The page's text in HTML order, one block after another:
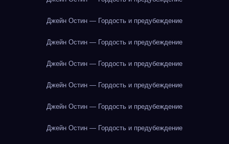
Джейн Остин — Гордость и предубеждение
Джейн Остин — Гордость и предубеждение
Джейн Остин — Гордость и предубеждение
Джейн Остин — Гордость и предубеждение
Джейн Остин — Гордость и предубеждение
Джейн Остин — Гордость и предубеждение